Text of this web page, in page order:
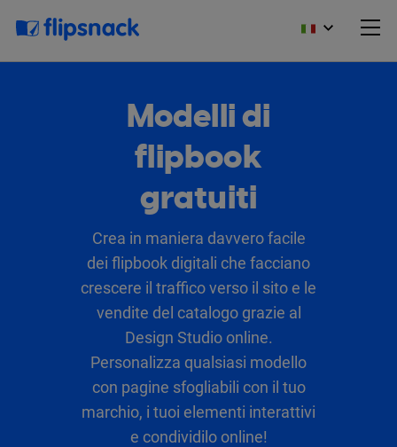
Modelli di
flipbook
gratuiti
Crea in maniera davvero facile
dei flipbook digitali che facciano
crescere il traffico verso il sito e le
vendite del catalogo grazie al
Design Studio online.
Personalizza qualsiasi modello
con pagine sfogliabili con il tuo
marchio, i tuoi elementi interattivi
e condividilo online!